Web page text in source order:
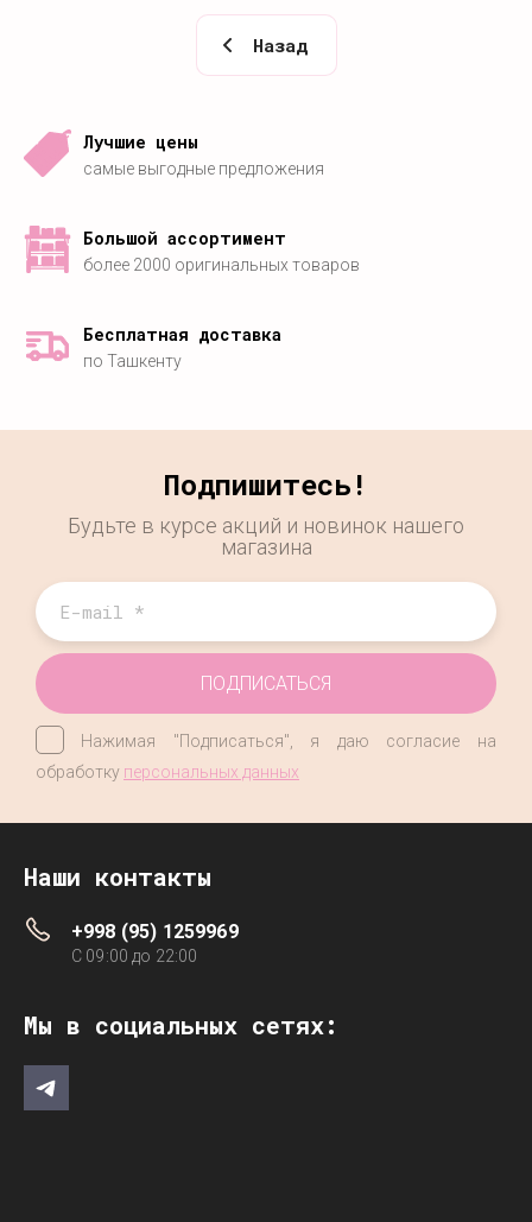
Назад
Лучшие цены
самые выгодные предложения
Большой ассортимент
более 2000 оригинальных товаров
Бесплатная доставка
по Ташкенту
Подпишитесь!
Будьте в курсе акций и новинок нашего
магазина
Нажимая "Подписаться", я даю согласие на
обработку персональных данных
ПОДПИСАТЬСЯ
Наши контакты
+998 (95) 1259969
C 09:00 до 22:00
Мы в социальных сетях: